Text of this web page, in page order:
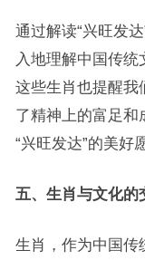
通过解读“兴旺发
入地理解中国传统
这些生肖也提醒我
了精神上的富足和
“兴旺发达”的美好
五、生肖与文化的
生肖，作为中国传